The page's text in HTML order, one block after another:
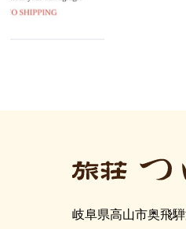
岐阜県高山市奥飛